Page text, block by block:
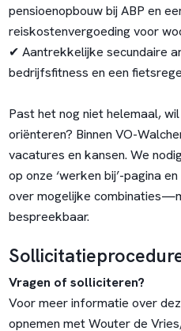
pensioenopbouw bij ABP en
reiskostenvergoeding voor
✔ Aantrekkelijke secundaire
bedrijfsfitness en een
Past het nog niet helemaal,
oriënteren? Binnen VO-
vacatures en kansen. We
op onze ‘werken bij’-pagina
over mogelijke
bespreekbaar.
Vragen of solliciteren?
Voor meer informatie over
opnemen met Wouter de